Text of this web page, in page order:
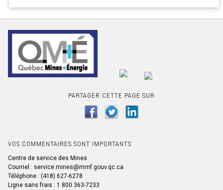
PARTAGER CETTE PAGE SUR
VOS COMMENTAIRES SONT IMPORTANTS
Centre de service des Mines
Courriel : service.mines@mrnf.gouv.qc.ca
Téléphone : (418) 627-6278
Ligne sans frais : 1 800 363-7233